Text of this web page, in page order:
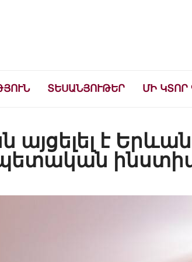
ՏԵՍԱՆՅՈՒԹԵՐ ՄԻ ԿՏՈՐ
է